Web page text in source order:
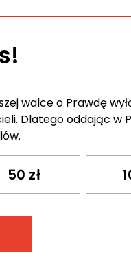
walce o Prawdę
Dlatego oddając w
50 zł